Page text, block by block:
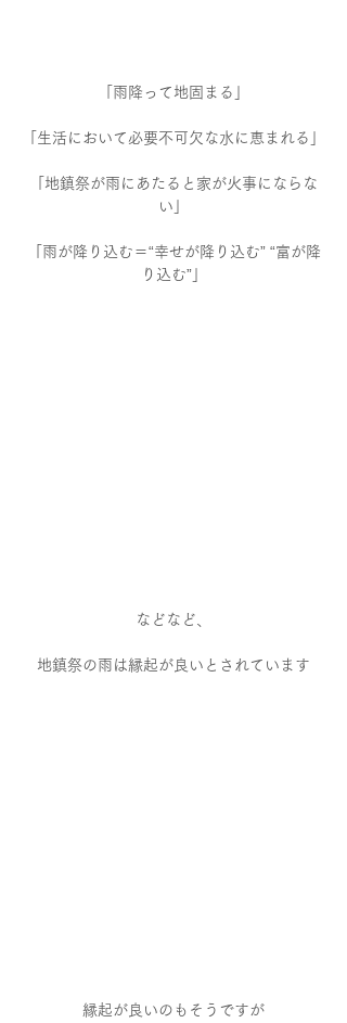
「雨降って地固まる」
「生活において必要不可欠な水に恵まれる」
「地鎮祭が雨にあたると家が火事にならな
い」
「雨が降り込む＝“幸せが降り込む” “富が降
り込む”」
などなど、
地鎮祭の雨は縁起が良いとされています
縁起が良いのもそうですが